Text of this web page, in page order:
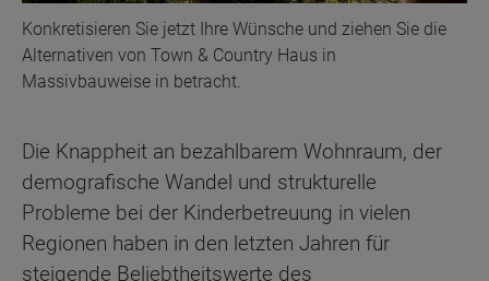
Konkretisieren Sie jetzt Ihre Wünsche und ziehen Sie die
Alternativen von Town & Country Haus in
Massivbauweise in betracht.
Die Knappheit an bezahlbarem Wohnraum, der
demografische Wandel und strukturelle
Probleme bei der Kinderbetreuung in vielen
Regionen haben in den letzten Jahren für
steigende Beliebtheitswerte des